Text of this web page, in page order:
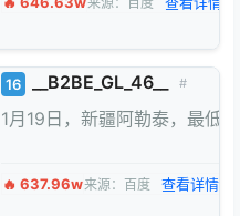
16 __B2BE_GL_46__ #
1月19日，新疆阿勒泰，最
🔥 637.96w来源：百度 查看详情 →